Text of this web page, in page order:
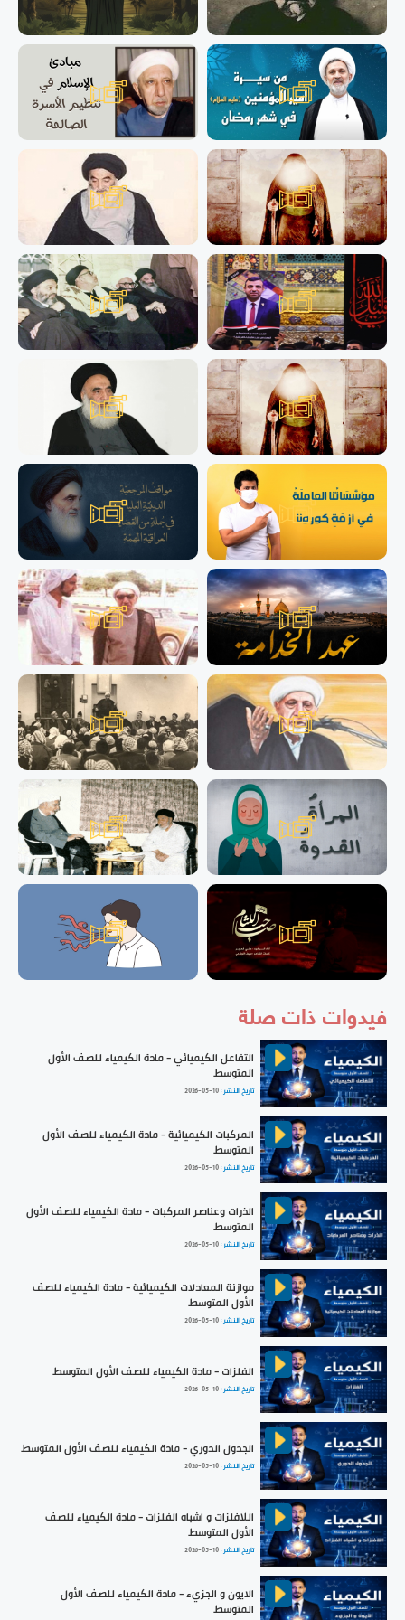
فيدوات ذات صلة
التفاعل الكيميائي - مادة الكيمياء للصف الأول
المتوسط
تاريخ النشر :2026-05-10
المركبات الكيميائية - مادة الكيمياء للصف الأول
المتوسط
تاريخ النشر :2026-05-10
الذرات وعناصر المركبات - مادة الكيمياء للصف الأول
المتوسط
تاريخ النشر :2026-05-10
موازنة المعادلات الكيميائية - مادة الكيمياء للصف
الأول المتوسط
تاريخ النشر :2026-05-10
الفلزات - مادة الكيمياء للصف الأول المتوسط
تاريخ النشر :2026-05-10
الجدول الدوري - مادة الكيمياء للصف الأول المتوسط
تاريخ النشر :2026-05-10
اللافلزات و اشباه الفلزات - مادة الكيمياء للصف
الأول المتوسط
تاريخ النشر :2026-05-10
الايون و الجزيء - مادة الكيمياء للصف الأول
المتوسط